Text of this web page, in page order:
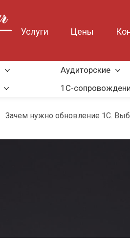
Услуги Цены
Аудиторские
1С-
Зачем нужно обновление 1С.